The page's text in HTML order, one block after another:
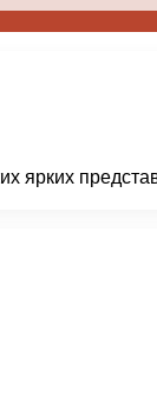
ярких